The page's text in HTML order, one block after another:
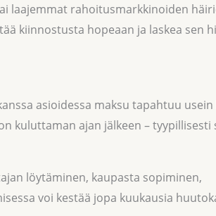
laajemmat rahoitusmarkkinoiden
kiinnostusta hopeaan ja laskea sen
asioidessa maksu tapahtuu
kuluttaman ajan jälkeen – tyypillisesti
löytäminen, kaupasta sopiminen,
voi kestää jopa kuukausia